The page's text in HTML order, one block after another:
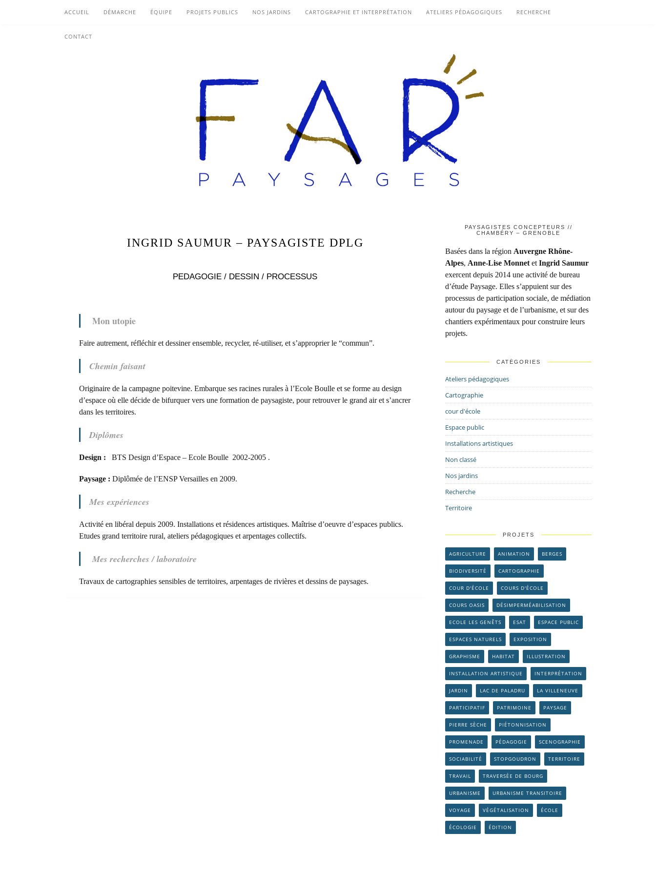
ACCUEIL DÉMARCHE ÉQUIPE PROJETS PUBLICS NOS JARDINS CARTOGRAPHIE ET INTERPRÉTATION ATELIERS PÉDAGOGIQUES RECHERCHE
CONTACT
INGRID SAUMUR – PAYSAGISTE DPLG
PEDAGOGIE / DESSIN / PROCESSUS
Mon utopie
Faire autrement, réfléchir et dessiner ensemble, recycler, ré-utiliser, et s’approprier le “commun”.
Chemin faisant
Originaire de la campagne poitevine. Embarque ses racines rurales à l’Ecole Boulle et se forme au design
d’espace où elle décide de bifurquer vers une formation de paysagiste, pour retrouver le grand air et s’ancrer
dans les territoires.
Diplômes
Design : BTS Design d’Espace – Ecole Boulle 2002-2005 .
Paysage : Diplômée de l’ENSP Versailles en 2009.
Mes expériences
Activité en libéral depuis 2009. Installations et résidences artistiques. Maîtrise d’oeuvre d’espaces publics.
Etudes grand territoire rural, ateliers pédagogiques et arpentages collectifs.
Mes recherches / laboratoire
Travaux de cartographies sensibles de territoires, arpentages de rivières et dessins de paysages.
PAYSAGISTES CONCEPTEURS //
CHAMBÉRY – GRENOBLE
Basées dans la région Auvergne Rhône-
Alpes, Anne-Lise Monnet et Ingrid Saumur
exercent depuis 2014 une activité de bureau
d’étude Paysage. Elles s’appuient sur des
processus de participation sociale, de médiation
autour du paysage et de l’urbanisme, et sur des
chantiers expérimentaux pour construire leurs
projets.
CATÉGORIES
Ateliers pédagogiques
Cartographie
cour d'école
Espace public
Installations artistiques
Non classé
Nos jardins
Recherche
Territoire
PROJETS
AGRICULTURE ANIMATION BERGES
BIODIVERSITÉ CARTOGRAPHIE
COUR D'ÉCOLE COURS D'ÉCOLE
COURS OASIS DÉSIMPERMÉABILISATION
ECOLE LES GENÊTS ESAT ESPACE PUBLIC
ESPACES NATURELS EXPOSITION
GRAPHISME HABITAT ILLUSTRATION
INSTALLATION ARTISTIQUE INTERPRÉTATION
JARDIN LAC DE PALADRU LA VILLENEUVE
PARTICIPATIF PATRIMOINE PAYSAGE
PIERRE SÈCHE PIÉTONNISATION
PROMENADE PÉDAGOGIE SCENOGRAPHIE
SOCIABILITÉ STOPGOUDRON TERRITOIRE
TRAVAIL TRAVERSÉE DE BOURG
URBANISME URBANISME TRANSITOIRE
VOYAGE VÉGÉTALISATION ÉCOLE
ÉCOLOGIE ÉDITION